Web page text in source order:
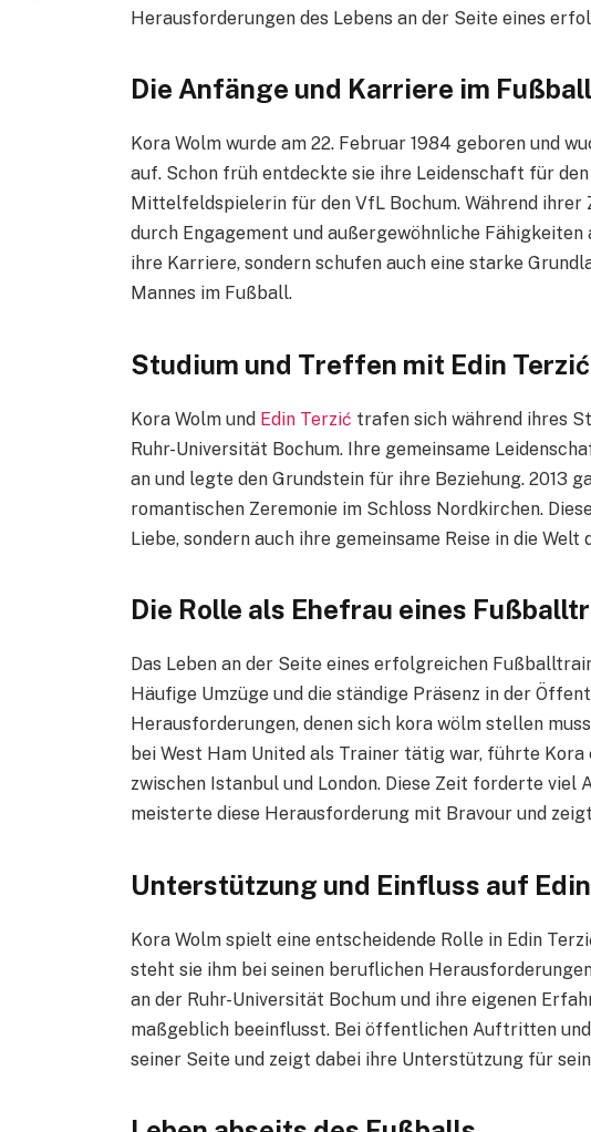
Herausforderungen des Lebens an der Seite eines
Die Anfänge und Karriere im Fußball
Kora Wolm wurde am 22. Februar 1984 geboren und
auf. Schon früh entdeckte sie ihre Leidenschaft für
Mittelfeldspielerin für den VfL Bochum. Während
durch Engagement und außergewöhnliche
ihre Karriere, sondern schufen auch eine starke
Mannes im Fußball.
Studium und Treffen mit Edin Terzić
Kora Wolm und Edin Terzić trafen sich während ihres
Ruhr-Universität Bochum. Ihre gemeinsame
an und legte den Grundstein für ihre Beziehung. 2013
romantischen Zeremonie im Schloss Nordkirchen.
Liebe, sondern auch ihre gemeinsame Reise in die
Die Rolle als Ehefrau eines
Das Leben an der Seite eines erfolgreichen
Häufige Umzüge und die ständige Präsenz in der
Herausforderungen, denen sich kora wölm stellen
bei West Ham United als Trainer tätig war, führte
zwischen Istanbul und London. Diese Zeit forderte viel
meisterte diese Herausforderung mit Bravour und
Unterstützung und Einfluss auf
Kora Wolm spielt eine entscheidende Rolle in Edin
steht sie ihm bei seinen beruflichen
an der Ruhr-Universität Bochum und ihre eigenen
maßgeblich beeinflusst. Bei öffentlichen Auftritten
seiner Seite und zeigt dabei ihre Unterstützung für